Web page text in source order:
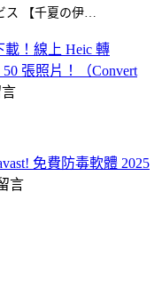
ス 【千夏の伊…
載！線上 Heic 轉
張照片！（Convert
免費防毒軟體 2025
言